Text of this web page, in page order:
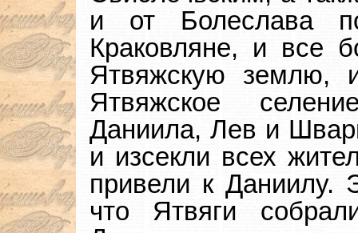
и от Болеслава
Краковляне, и все
Ятвяжскую землю,
Ятвяжское
Даниила, Лев и
и изсекли всех
привели к Даниилу.
что Ятвяги